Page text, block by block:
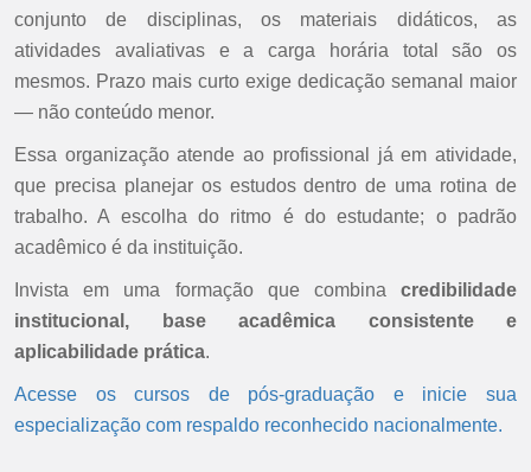
conjunto de disciplinas, os materiais didáticos, as
atividades avaliativas e a carga horária total são os
mesmos. Prazo mais curto exige dedicação semanal maior
— não conteúdo menor.
Essa organização atende ao profissional já em atividade,
que precisa planejar os estudos dentro de uma rotina de
trabalho. A escolha do ritmo é do estudante; o padrão
acadêmico é da instituição.
Invista em uma formação que combina credibilidade
institucional, base acadêmica consistente e
aplicabilidade prática.
Acesse os cursos de pós-graduação e inicie sua
especialização com respaldo reconhecido nacionalmente.